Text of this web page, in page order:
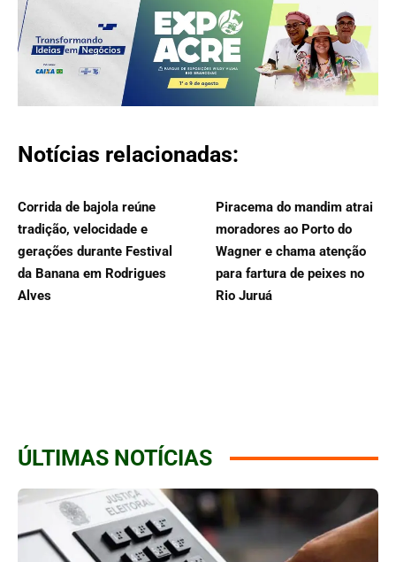
Notícias relacionadas:
Corrida de bajola reúne
tradição, velocidade e
gerações durante Festival
da Banana em Rodrigues
Alves
Piracema do mandim atrai
moradores ao Porto do
Wagner e chama atenção
para fartura de peixes no
Rio Juruá
ÚLTIMAS NOTÍCIAS